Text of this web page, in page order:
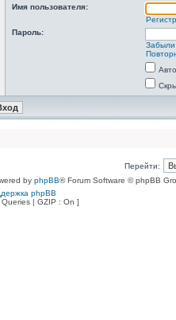
Имя пользователя:
Пароль:
Забыли
Перейти:
by phpBB® Forum Software © phpBB
phpBB
| GZIP : On ]